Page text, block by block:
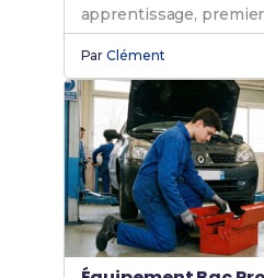
apprentissage,
évolutions de carrière
automobile.
ParClément